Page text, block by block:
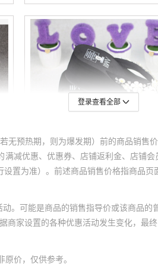
登录查看全部
无预热期，则为爆发期）前的商品销
减优惠、优惠券、店铺返利金、店铺
置为准）。前述商品销售价格指商品
。可能是商品的销售指导价或该商品的
家设置的各种优惠活动发生变化，最终
价，仅供参考。